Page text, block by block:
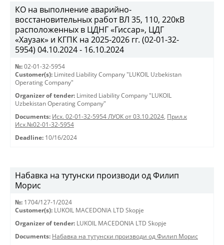
КО на выполнение аварийно-
восстановительных работ ВЛ 35, 110, 220кВ
расположенных в ЦДНГ «Гиссар», ЦДГ
«Хаузак» и КГПК на 2025-2026 гг. (02-01-32-
5954) 04.10.2024 - 16.10.2024
№: 02-01-32-5954
Customer(s): Limited Liability Company "LUKOIL Uzbekistan
Operating Company"
Organizer of tender: Limited Liability Company "LUKOIL
Uzbekistan Operating Company"
Documents: Исх. 02-01-32-5954 ЛУОК от 03.10.2024, Прил.к
Исх.№02-01-32-5954
Deadline: 10/16/2024
Набавка на тутунски производи од Филип
Морис
№: 1704/127-1/2024
Customer(s): LUKOIL MACEDONIA LTD Skopje
Organizer of tender: LUKOIL MACEDONIA LTD Skopje
Documents: Набавка на тутунски производи од Филип Морис